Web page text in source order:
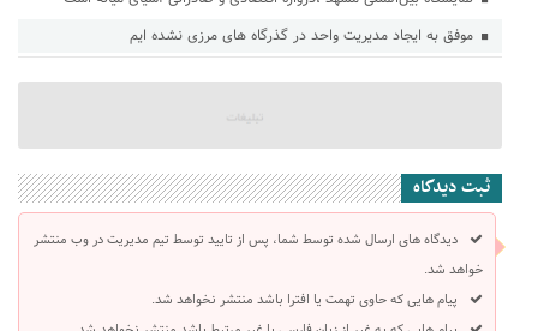
موفق به ایجاد مدیریت واحد در گذرگاه های مرزی نشده ایم
ثبت دیدگاه
دیدگاه های ارسال شده توسط شما، پس از تایید توسط تیم مدیریت در وب منتشر
خواهد شد.
پیام هایی که حاوی تهمت یا افترا باشد منتشر نخواهد شد.